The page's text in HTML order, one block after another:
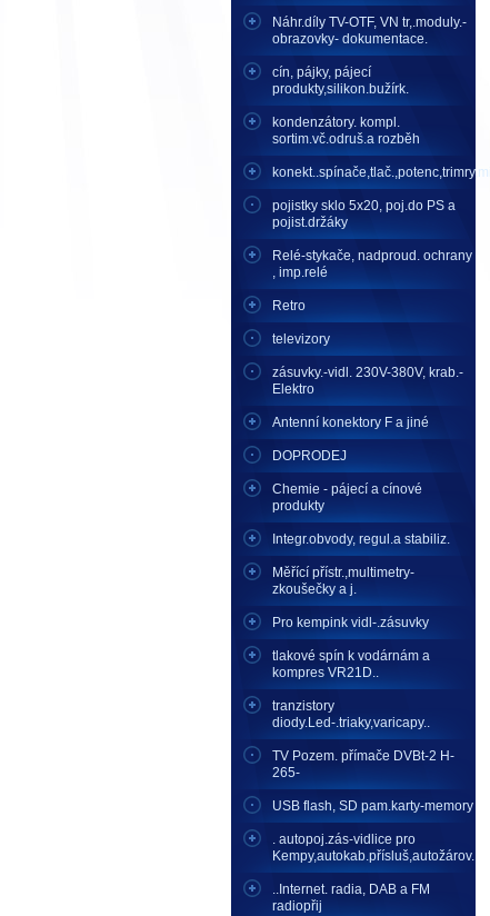
Náhr.díly TV-OTF, VN tr,.moduly.-
obrazovky- dokumentace.
cín, pájky, pájecí
produkty,silikon.bužírk.
kondenzátory. kompl.
sortim.vč.odruš.a rozběh
pojistky sklo 5x20, poj.do PS a
pojist.držáky
Relé-stykače, nadproud. ochrany
, imp.relé
Retro
televizory
zásuvky.-vidl. 230V-380V, krab.-
Elektro
Antenní konektory F a jiné
DOPRODEJ
Chemie - pájecí a cínové
produkty
Integr.obvody, regul.a stabiliz.
Měřící přístr.,multimetry-
zkoušečky a j.
Pro kempink vidl-.zásuvky
tlakové spín k vodárnám a
kompres VR21D..
tranzistory
diody.Led-.triaky,varicapy..
TV Pozem. přímače DVBt-2 H-
265-
USB flash, SD pam.karty-memory
. autopoj.zás-vidlice pro
Kempy,autokab.přísluš,autožárov.
..Internet. radia, DAB a FM
radiopřij